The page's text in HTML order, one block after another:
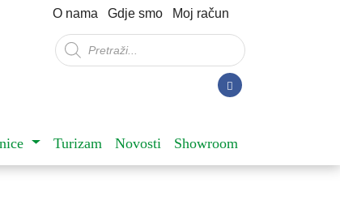
O nama Gdje smo
Moj račun
Products
search
Turizam Novosti Showroom